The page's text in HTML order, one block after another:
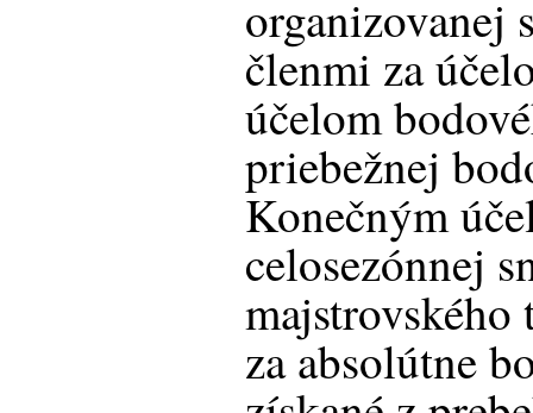
organizovanej
členmi za
účelom
priebežnej
Konečným
celosezónnej
za absolútne